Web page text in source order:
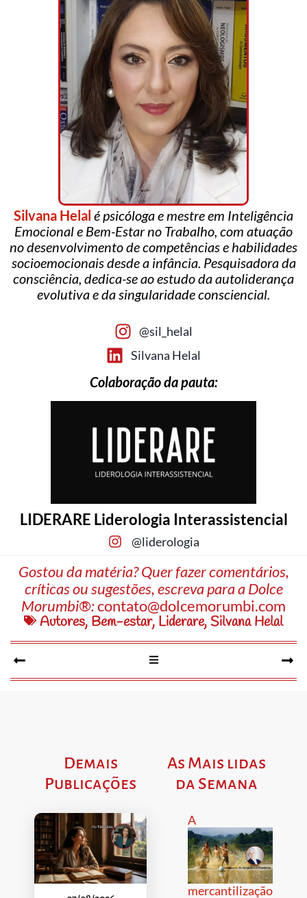
Silvana Helal é psicóloga e mestre em Inteligência
Emocional e Bem-Estar no Trabalho, com atuação
no desenvolvimento de competências e habilidades
socioemocionais desde a infância. Pesquisadora da
consciência, dedica-se ao estudo da autoliderança
evolutiva e da singularidade consciencial.
@sil_helal
Silvana Helal
Colaboração da pauta:
LIDERARE Liderologia Interassistencial
@liderologia
Gostou da matéria? Quer fazer comentários,
críticas ou sugestões, escreva para a Dolce
Morumbi®:contato@dolcemorumbi.com
Autores, Bem-estar, Liderare, Silvana Helal
Demais
Publicações
As Mais lidas
da Semana
A
mercantilização